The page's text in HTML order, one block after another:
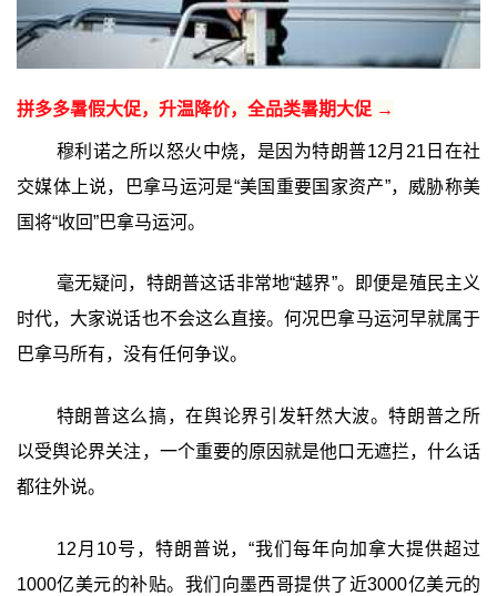
拼多多暑假大促，升温降价，全品类暑期大促 →
穆利诺之所以怒火中烧，是因为特朗普12月21日在社
交媒体上说，巴拿马运河是“美国重要国家资产”，威胁称美
国将“收回”巴拿马运河。
毫无疑问，特朗普这话非常地“越界”。即便是殖民主义
时代，大家说话也不会这么直接。何况巴拿马运河早就属于
巴拿马所有，没有任何争议。
特朗普这么搞，在舆论界引发轩然大波。特朗普之所
以受舆论界关注，一个重要的原因就是他口无遮拦，什么话
都往外说。
12月10号，特朗普说，“我们每年向加拿大提供超过
1000亿美元的补贴。我们向墨西哥提供了近3000亿美元的